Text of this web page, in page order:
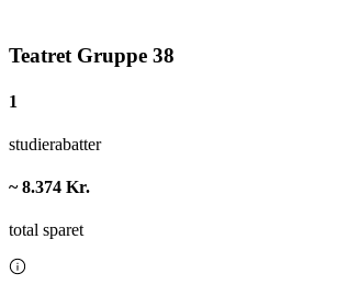
Teatret Gruppe 38
1
studierabatter
~ 8.374 Kr.
total sparet